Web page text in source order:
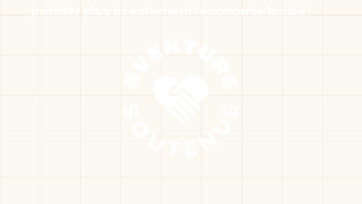
profiter plus directement l’économie locale !